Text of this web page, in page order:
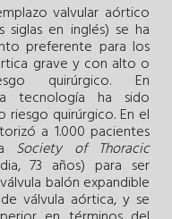
valvular aórtico
siglas en inglés) se ha
preferente para los
grave y con alto o
quirúrgico. En
tecnología ha sido
riesgo quirúrgico. En el
a 1.000 pacientes
Society of Thoracic
73 años) para ser
balón expandible
válvula aórtica, y se